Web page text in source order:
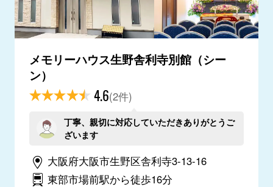
メモリーハウス生野舎利寺別館（シー
ン）
4.6(2件)
丁寧、親切に対応していただきありがとうご
ざいます
大阪府大阪市生野区舎利寺3-13-16
東部市場前駅から徒歩16分